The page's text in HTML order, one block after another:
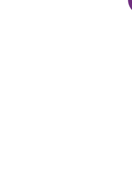
© provaprodottigratis.it